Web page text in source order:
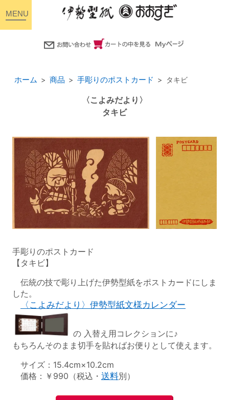
ホーム 商品 手彫りのポストカード タキビ
〈こよみだより〉
タキビ
手彫りのポストカード
【タキビ】
伝統の技で彫り上げた伊勢型紙をポストカードにしま
した。
〈こよみだより〉伊勢型紙文様カレンダー
の 入替え用コレクションに♪
もちろんそのまま切手を貼ればお便りとして使えます。
サイズ：15.4cm×10.2cm
価格：￥990（税込・ 送料別）
toggle
navigation